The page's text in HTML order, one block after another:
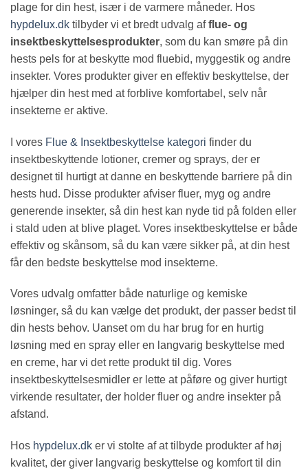
plage for din hest, især i de varmere måneder. Hos
hypdelux.dk tilbyder vi et bredt udvalg afflue- og
insektbeskyttelsesprodukter, som du kan smøre på din
hests pels for at beskytte mod fluebid, myggestik og andre
insekter. Vores produkter giver en effektiv beskyttelse, der
hjælper din hest med at forblive komfortabel, selv når
insekterne er aktive.
I vores Flue & Insektbeskyttelse kategori finder du
insektbeskyttende lotioner, cremer og sprays, der er
designet til hurtigt at danne en beskyttende barriere på din
hests hud. Disse produkter afviser fluer, myg og andre
generende insekter, så din hest kan nyde tid på folden eller
i stald uden at blive plaget. Vores insektbeskyttelse er både
effektiv og skånsom, så du kan være sikker på, at din hest
får den bedste beskyttelse mod insekterne.
Vores udvalg omfatter både naturlige og kemiske
løsninger, så du kan vælge det produkt, der passer bedst til
din hests behov. Uanset om du har brug for en hurtig
løsning med en spray eller en langvarig beskyttelse med
en creme, har vi det rette produkt til dig. Vores
insektbeskyttelsesmidler er lette at påføre og giver hurtigt
virkende resultater, der holder fluer og andre insekter på
afstand.
Hos hypdelux.dk er vi stolte af at tilbyde produkter af høj
kvalitet, der giver langvarig beskyttelse og komfort til din